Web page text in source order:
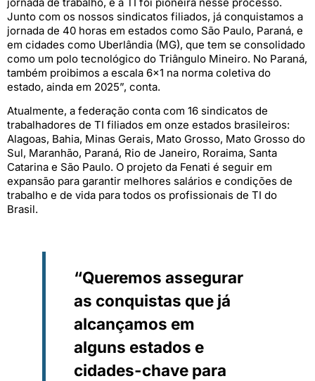
Junto com os nossos sindicatos filiados, já conquistamos a
jornada de 40 horas em estados como São Paulo, Paraná, e
em cidades como Uberlândia (MG), que tem se consolidado
como um polo tecnológico do Triângulo Mineiro. No Paraná,
também proibimos a escala 6×1 na norma coletiva do
estado, ainda em 2025”, conta.
Atualmente, a federação conta com 16 sindicatos de
trabalhadores de TI filiados em onze estados brasileiros:
Alagoas, Bahia, Minas Gerais, Mato Grosso, Mato Grosso do
Sul, Maranhão, Paraná, Rio de Janeiro, Roraima, Santa
Catarina e São Paulo. O projeto da Fenati é seguir em
expansão para garantir melhores salários e condições de
trabalho e de vida para todos os profissionais de TI do
Brasil.
“Queremos assegurar
as conquistas que já
alcançamos em
alguns estados e
cidades-chave para